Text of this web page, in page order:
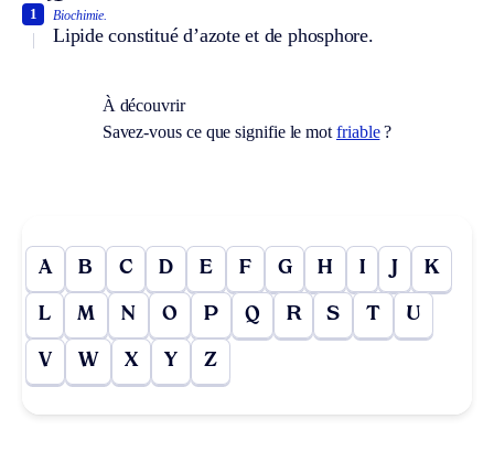
Biochimie.
Lipide constitué d’azote et de phosphore.
1
À découvrir
Savez-vous ce que signifie le mot friable?
A B C D E F G H I J K
L M N O P Q R S T U
V W X Y Z